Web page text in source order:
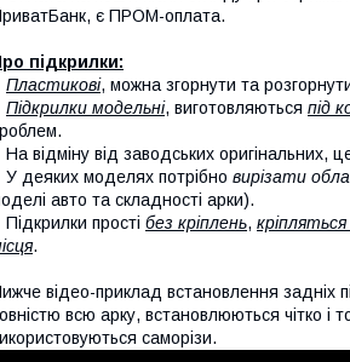
є ПРОМ-оплата.
підкрилки:
Пластикові, можна згорнути та
Підкрилки модельні, виготовляються під
відміну від заводських оригінальних,
деяких моделях потрібно вирізати
авто та складності арки).
прості без кріплень,
.
відео-приклад встановлення
всю арку, встановлюються чітко і
саморізи.